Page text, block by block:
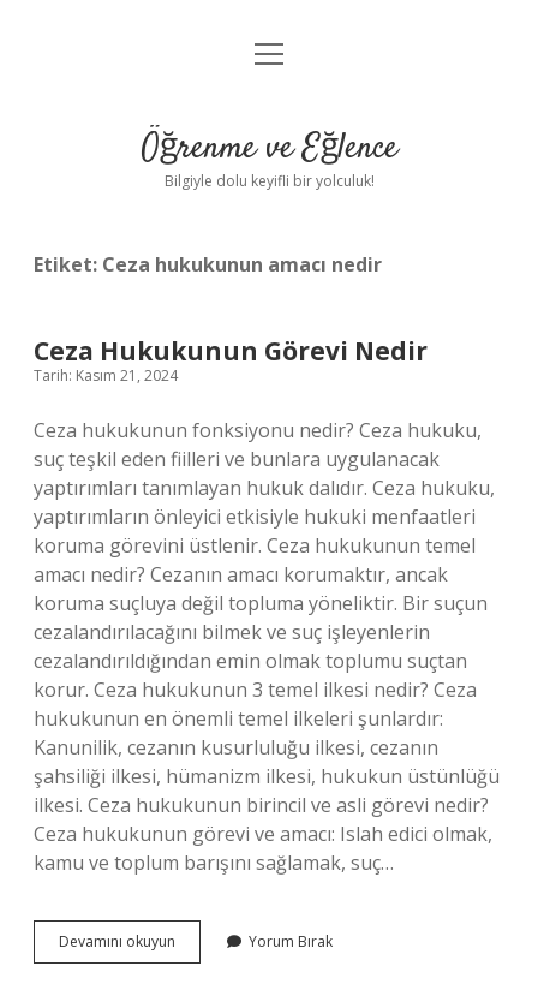
Anasayfa
Yasal Uyarı
menüyü
Öğrenme ve Eğlence
Bilgiyle dolu keyifli bir yolculuk!
Etiket: Ceza hukukunun amacı nedir
Ceza Hukukunun Görevi Nedir
Tarih: Kasım 21, 2024
Ceza hukukunun fonksiyonu nedir? Ceza hukuku,
suç teşkil eden fiilleri ve bunlara uygulanacak
yaptırımları tanımlayan hukuk dalıdır. Ceza hukuku,
yaptırımların önleyici etkisiyle hukuki menfaatleri
koruma görevini üstlenir. Ceza hukukunun temel
amacı nedir? Cezanın amacı korumaktır, ancak
koruma suçluya değil topluma yöneliktir. Bir suçun
cezalandırılacağını bilmek ve suç işleyenlerin
cezalandırıldığından emin olmak toplumu suçtan
korur. Ceza hukukunun 3 temel ilkesi nedir? Ceza
hukukunun en önemli temel ilkeleri şunlardır:
Kanunilik, cezanın kusurluluğu ilkesi, cezanın
şahsiliği ilkesi, hümanizm ilkesi, hukukun üstünlüğü
ilkesi. Ceza hukukunun birincil ve asli görevi nedir?
Ceza hukukunun görevi ve amacı: Islah edici olmak,
kamu ve toplum barışını sağlamak, suç…
Devamını okuyun
Hukukunun
Yorum Bırak